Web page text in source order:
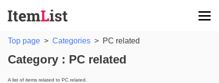
Top page > Categories > PC related
Category : PC related
A list of items related to PC related.